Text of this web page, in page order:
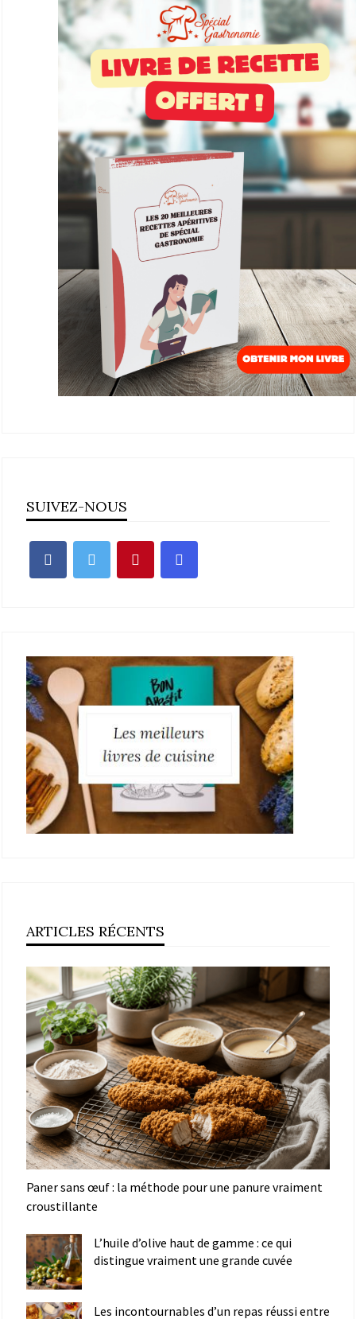
SUIVEZ-NOUS
ARTICLES RÉCENTS
Paner sans œuf : la méthode pour une panure vraiment
croustillante
L’huile d’olive haut de gamme : ce qui
distingue vraiment une grande cuvée
Les incontournables d’un repas réussi entre